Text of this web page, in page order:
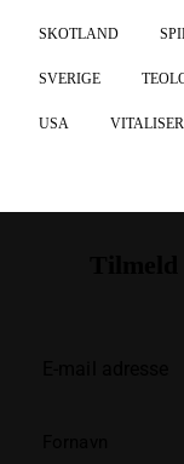
SKOTLAND
SVERIGE
USA